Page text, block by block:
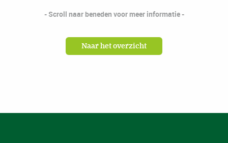
- Scroll naar beneden voor meer informatie -
Naar het overzicht